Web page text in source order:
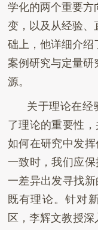
学化的两个重要方
变，以及从经验、
础上，他详细介绍
案例研究与定量研
源。
关于理论在经
了理论的重要性
如何在研究中发
一致时，我们应
一差异出发寻找
既有理论。针对
区，李辉文教授